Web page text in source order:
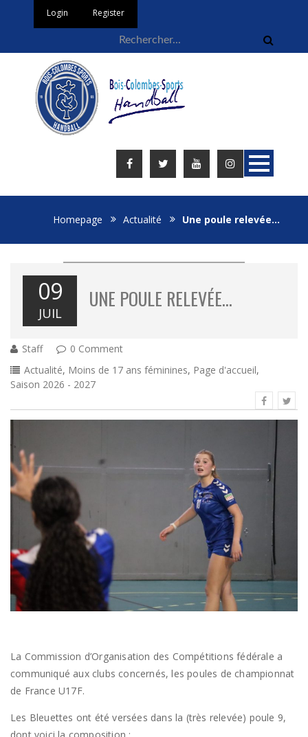
Login Register
Homepage Actualité Une poule relevée…
09
JUIL
UNE POULE RELEVÉE…
Staff
0 Comment
Actualité, Moins de 17 ans féminines, Page d'accueil,
Saison 2026 - 2027
La Commission d’Organisation des Compétitions fédérale a
communiqué aux clubs concernés, les poules de championnat
de France U17F.
Les Bleuettes ont été versées dans la (très relevée) poule 9,
dont voici la composition :